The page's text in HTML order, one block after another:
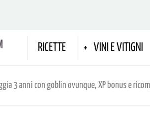
RICETTE VINI E VITIGNI
3 anni con goblin ovunque, XP bonus e